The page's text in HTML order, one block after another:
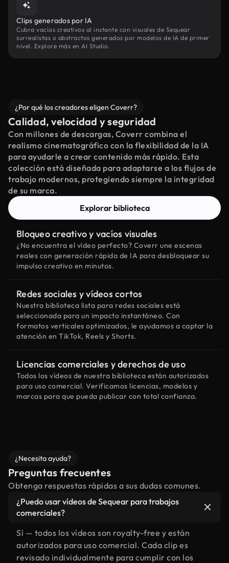
Clips generados por IA
Cubra vacíos creativos al instante con visuales de Sequear
surrealistas o abstractos generados por modelos de IA de primer
nivel. Explore más en AI Studio.
¿Por qué los creadores eligen Coverr?
Calidad, velocidad y seguridad
Con millones de descargas, Coverr combina el
realismo cinematográfico con la flexibilidad de la IA
para ayudarle a crear contenido más rápido. Esta
colección está diseñada para adaptarse a los flujos de
trabajo modernos, protegiendo siempre la integridad
de su marca.
Explorar biblioteca
Bloqueo creativo y vacíos visuales
¿No encuentra el vídeo perfecto? Coverr une escenas
reales con generación rápida de IA para desbloquear su
impulso creativo en minutos.
Redes sociales y vídeos cortos
Nuestra biblioteca lista para redes sociales está
seleccionada para un impacto instantáneo. Con
formatos verticales optimizados, le ayudamos a captar la
atención en TikTok, Reels y Shorts.
Licencias comerciales y derechos de uso
Todos los vídeos de nuestra biblioteca están autorizados
para uso comercial. Verificamos licencias, modelos y
marcas para que pueda publicar con total confianza.
¿Necesita ayuda?
Preguntas frecuentes
Obtenga respuestas rápidas a sus dudas comunes.
¿Puedo usar vídeos de Sequear para trabajos
comerciales?
Sí — todos los vídeos son royalty-free y están
autorizados para uso comercial. Cada clip es
revisado individualmente para cumplir con los